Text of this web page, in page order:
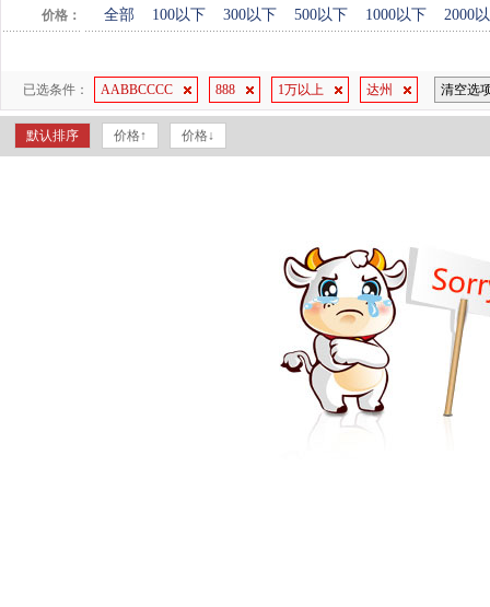
价格： 全部 100以下 300以下 500以下 1000以下 2000
已选条件： AABBCCCC 888 1万以上 达州 清空选
默认排序 价格↑ 价格↓